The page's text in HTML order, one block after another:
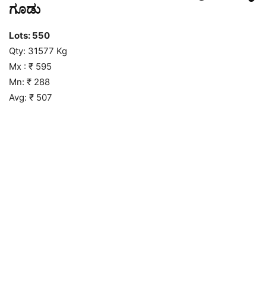
ಗೂಡು
Lots: 550
Qty: 31577 Kg
Mx : ₹ 595
Mn: ₹ 288
Avg: ₹ 507